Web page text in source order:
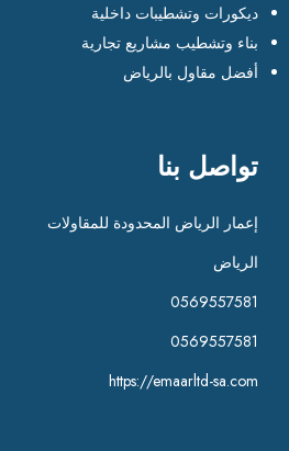
ديكورات وتشطيبات داخلية
بناء وتشطيب مشاريع تجارية
أفضل مقاول بالرياض
تواصل بنا
إعمار الرياض المحدودة للمقاولات
الرياض
0569557581
0569557581
https://emaarltd-sa.com